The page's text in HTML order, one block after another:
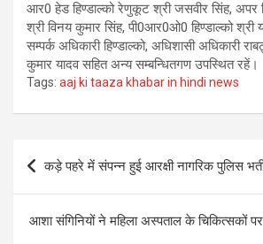
आर0 हेड हिण्डाल्को रेणुकूट श्री जसवीर सिंह, अपर
श्री विनय कुमार सिंह, पी0आर0ओ0 हिण्डाल्को
सम्पर्क अधिकारी हिण्डाल्को, अधिशासी अधिकारी
कुमार यादव सहित अन्य सम्बन्धितगण उपस्थित रहें।
Tags: aaj ki taaza khabar in hindi news
Post
navigation
कड़े पहरे में संपन्न हुई आरक्षी नागरिक पुलिस भर्ती
आशा संगिनियों ने महिला अस्पताल के चिकित्सकों